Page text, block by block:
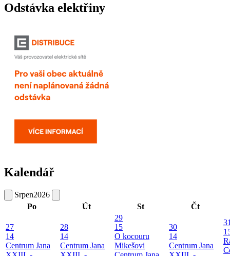
Odstávka elektřiny
Kalendář
Srpen2026
Po
Út St Čt
27
14
Centrum Jana
28
14
Centrum Jana
29
15
O kocouru
Mikešovi
30
14
Centrum Jana